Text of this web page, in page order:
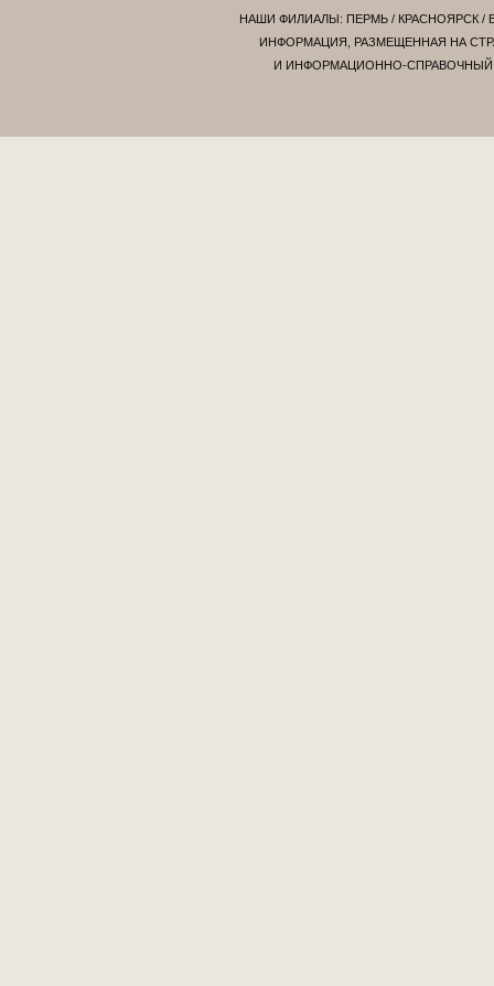
НАШИ ФИЛИАЛЫ: ПЕРМЬ / КРАСНОЯРСК /
ИНФОРМАЦИЯ, РАЗМЕЩЕННАЯ НА
И ИНФОРМАЦИОННО-СПРАВОЧНЫЙ